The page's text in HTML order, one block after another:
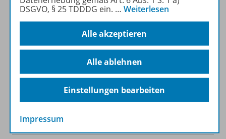
Beschreibung
Zugehörige Produkte
Digitale Unterrichtsmaterialien
DSGVO, § 25 TDDDG ein. … Weiterlesen
Alle akzeptieren
Alle ablehnen
Einstellungen bearbeiten
Impressum